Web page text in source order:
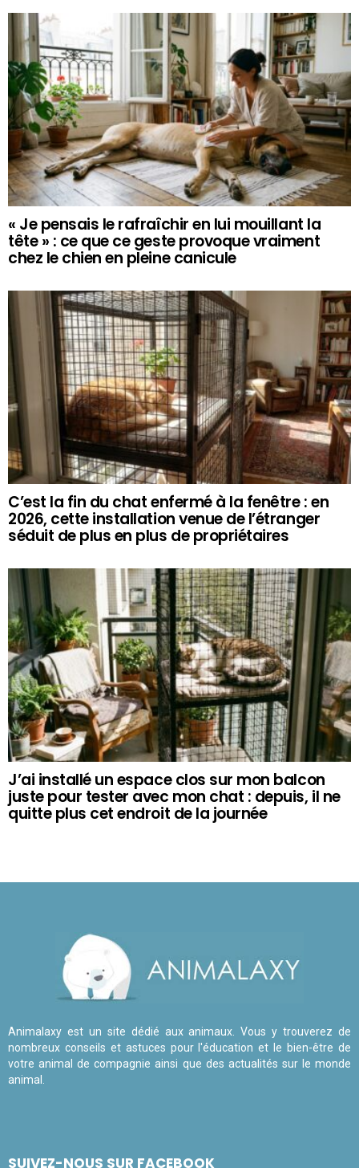
« Je pensais le rafraîchir en lui mouillant la
tête » : ce que ce geste provoque vraiment
chez le chien en pleine canicule
C’est la fin du chat enfermé à la fenêtre : en
2026, cette installation venue de l’étranger
séduit de plus en plus de propriétaires
J’ai installé un espace clos sur mon balcon
juste pour tester avec mon chat : depuis, il ne
quitte plus cet endroit de la journée
Animalaxy est un site dédié aux animaux. Vous y trouverez de
nombreux conseils et astuces pour l'éducation et le bien-être de
votre animal de compagnie ainsi que des actualités sur le monde
animal.
SUIVEZ-NOUS SUR FACEBOOK